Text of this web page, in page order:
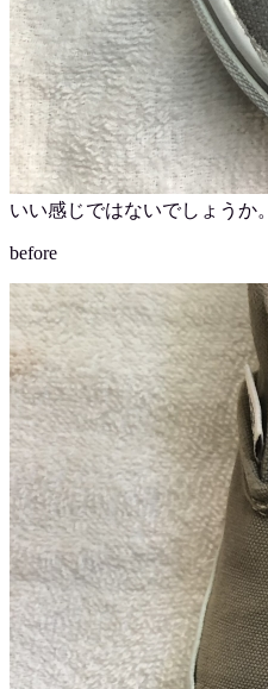
いい感じではないでしょうか。
before